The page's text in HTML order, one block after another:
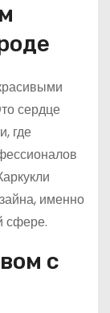
сердце
где
именно
сфере.
с